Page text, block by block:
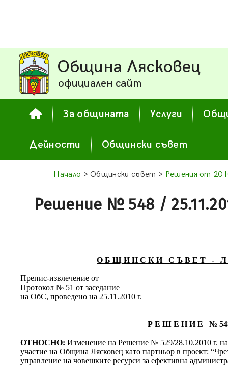
Община Лясковец
официален сайт
За общината Услуги
Дейности Общински съвет
Начало > Общински съвет > Решения от
Решение № 548 /
О Б Щ И Н С К И С Ъ В Е Т - Л
Препис-извлечение от
Протокол № 51 от заседание
на ОбС, проведено на 25.11.2010 г.
Р Е Ш Е Н И Е №
ОТНОСНО:Изменение на Решение № 529/28.10.2010 г.
участие на Община Лясковец като партньор в проект:
управление на човешките ресурси за ефективна